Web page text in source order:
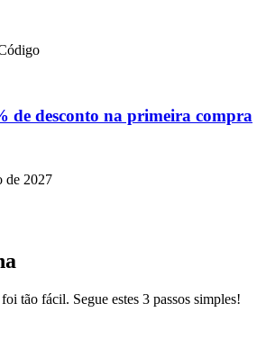
de desconto na primeira compra
de 2027
tão fácil. Segue estes 3 passos simples!